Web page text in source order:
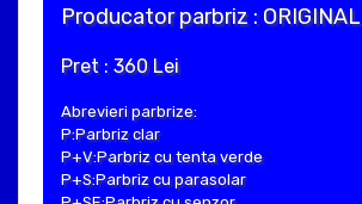
Producator parbriz : ORIGINAL
Pret : 360 Lei
Abrevieri parbrize:
P:Parbriz clar
P+V:Parbriz cu tenta verde
P+S:Parbriz cu parasolar